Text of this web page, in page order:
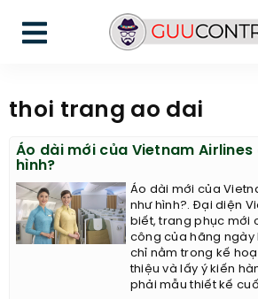
thoi trang ao dai
Áo dài mới của Vietnam
hình?
Áo dài mới của
như hình?. Đại diện
biết, trang phục mới
công của hãng ngày
chỉ nằm trong kế
thiệu và lấy ý kiến
phải mẫu thiết kế